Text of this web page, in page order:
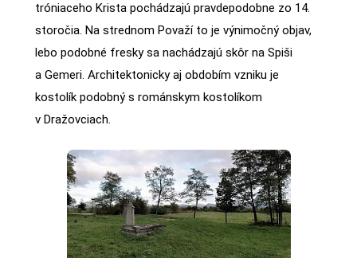
tróniaceho Krista pochádzajú pravdepodobne zo 14.
storočia. Na strednom Považí to je výnimočný objav,
lebo podobné fresky sa nachádzajú skôr na Spiši
a Gemeri. Architektonicky aj obdobím vzniku je
kostolík podobný s románskym kostolíkom
v Dražovciach.